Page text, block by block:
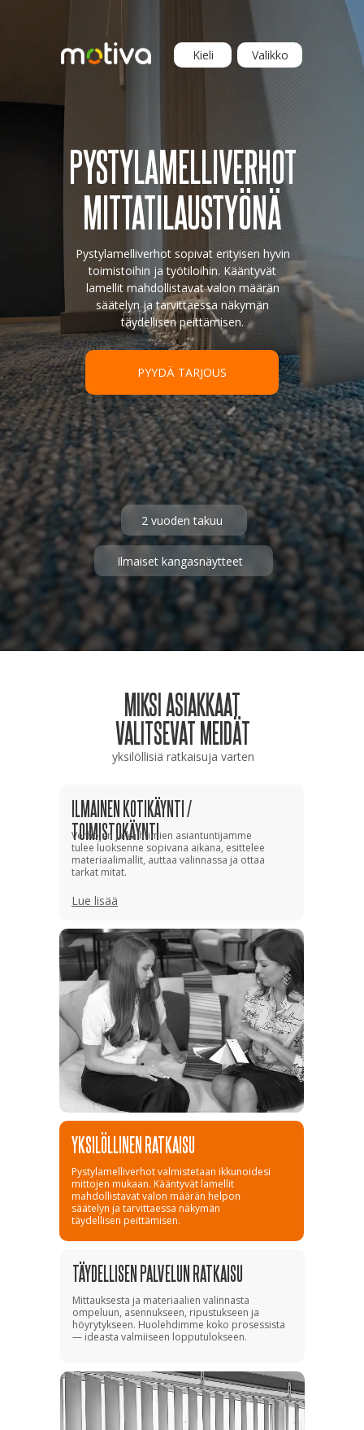
Kieli Valikko
PYYDÄ TARJOUS
PYSTYLAMELLIVERHOT
MITTATILAUSTYÖNÄ
Pystylamelliverhot sopivat erityisen hyvin
toimistoihin ja työtiloihin. Kääntyvät
lamellit mahdollistavat valon määrän
säätelyn ja tarvittaessa näkymän
täydellisen peittämisen.
2 vuoden takuu
Ilmaiset kangasnäytteet
YKSILÖLLINEN RATKAISU
Pystylamelliverhot valmistetaan ikkunoidesi
mittojen mukaan. Kääntyvät lamellit
mahdollistavat valon määrän helpon
säätelyn ja tarvittaessa näkymän
täydellisen peittämisen.
MIKSI ASIAKKAAT
VALITSEVAT MEIDÄT
yksilöllisiä ratkaisuja varten
TÄYDELLISEN PALVELUN RATKAISU
Mittauksesta ja materiaalien valinnasta
ompeluun, asennukseen, ripustukseen ja
höyrytykseen. Huolehdimme koko prosessista
— ideasta valmiiseen lopputulokseen.
ILMAINEN KOTIKÄYNTI /
TOIMISTOKÄYNTI
Lue lisää
Verhojen ja kaihtimien asiantuntijamme
tulee luoksenne sopivana aikana, esittelee
materiaalimallit, auttaa valinnassa ja ottaa
tarkat mitat.
PYSTYLAMELLIKAIHTIMIEN
HINNAN LASKEMINEN
+358
Hyväksyntietosuojakäytännön
LÄHETÄ TIEDUSTELU